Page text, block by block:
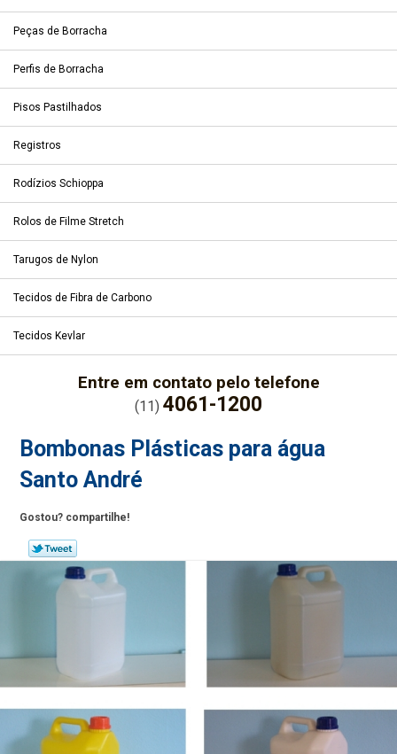
Peças de Borracha
Perfis de Borracha
Pisos Pastilhados
Registros
Rodízios Schioppa
Rolos de Filme Stretch
Tarugos de Nylon
Tecidos de Fibra de Carbono
Tecidos Kevlar
Entre em contato pelo telefone
(11) 4061-1200
Bombonas Plásticas para água
Santo André
Gostou? compartilhe!